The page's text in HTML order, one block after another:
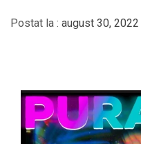
Postat la : august 30, 2022